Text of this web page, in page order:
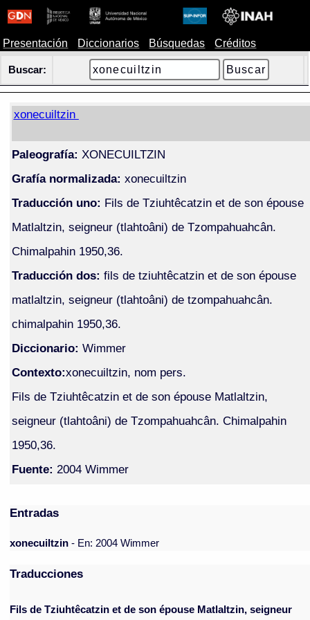
Presentación Diccionarios Búsquedas Créditos
Buscar:
xonecuiltzin
Paleografía: XONECUILTZIN
Grafía normalizada: xonecuiltzin
Traducción uno: Fils de Tziuhtêcatzin et de son épouse
Matlaltzin, seigneur (tlahtoâni) de Tzompahuahcân.
Chimalpahin 1950,36.
Traducción dos: fils de tziuhtêcatzin et de son épouse
matlaltzin, seigneur (tlahtoâni) de tzompahuahcân.
chimalpahin 1950,36.
Diccionario: Wimmer
Contexto:xonecuiltzin, nom pers.
Fils de Tziuhtêcatzin et de son épouse Matlaltzin,
seigneur (tlahtoâni) de Tzompahuahcân. Chimalpahin
1950,36.
Fuente: 2004 Wimmer
Entradas
xonecuiltzin- En: 2004 Wimmer
Traducciones
Fils de Tziuhtêcatzin et de son épouse Matlaltzin, seigneur